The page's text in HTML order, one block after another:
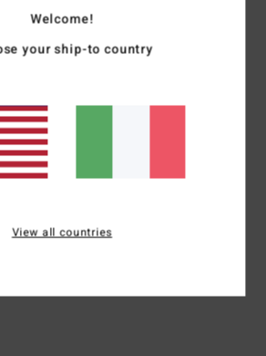
regolabile
Welcome!
your ship-to country
View all countries